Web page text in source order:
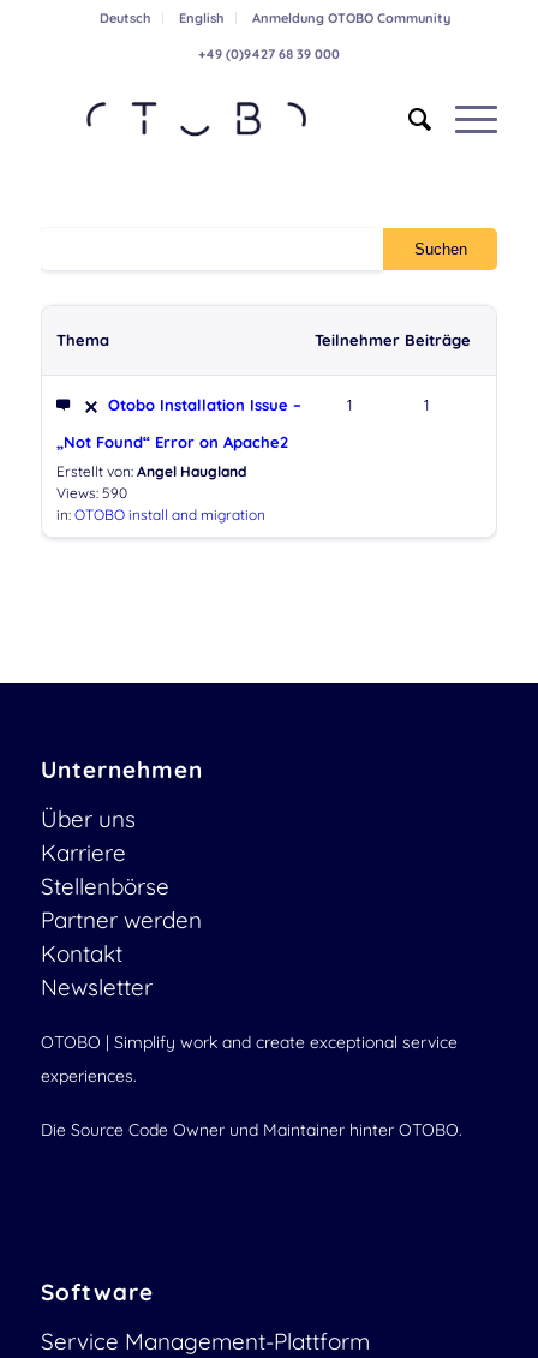
Deutsch English Anmeldung OTOBO Community
+49 (0)9427 68 39 000
Thema Teilnehmer Beiträge
Otobo Installation Issue –
„Not Found“ Error on Apache2
Erstellt von: Angel Haugland
Views: 590
in: OTOBO install and migration
1 1
Unternehmen
Über uns
Karriere
Stellenbörse
Partner werden
Kontakt
Newsletter
OTOBO | Simplify work and create exceptional service
experiences.
Die Source Code Owner und Maintainer hinter OTOBO.
Software
Service Management-Plattform